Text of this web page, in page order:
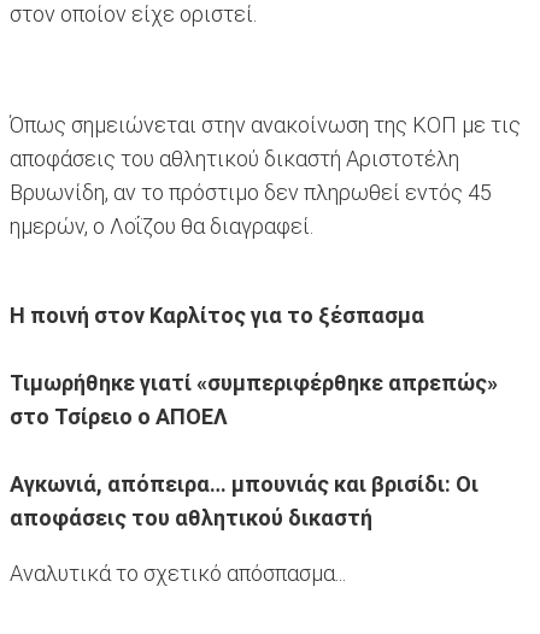
στον οποίον είχε οριστεί.
Όπως σημειώνεται στην ανακοίνωση της ΚΟΠ με τις
αποφάσεις του αθλητικού δικαστή Αριστοτέλη
Βρυωνίδη, αν το πρόστιμο δεν πληρωθεί εντός 45
ημερών, ο Λοΐζου θα διαγραφεί.
Η ποινή στον Καρλίτος για το ξέσπασμα
Τιμωρήθηκε γιατί «συμπεριφέρθηκε απρεπώς»
στο Τσίρειο ο ΑΠΟΕΛ
Αγκωνιά, απόπειρα… μπουνιάς και βρισίδι: Οι
αποφάσεις του αθλητικού δικαστή
Αναλυτικά το σχετικό απόσπασμα...